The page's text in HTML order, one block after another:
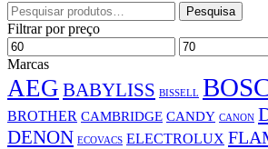
Pesquisar
por:
Pesquisa
Filtrar por preço
Preço
mínimo
Preço
máximo
Marcas
AEG BABYLISS BISSELL
BROTHER CAMBRIDGE CANDY CANON
DENON ECOVACS ELECTROLUX